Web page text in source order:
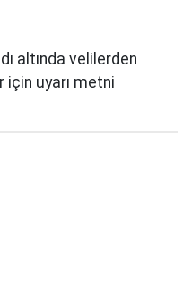
altında velilerden
uyarı metni